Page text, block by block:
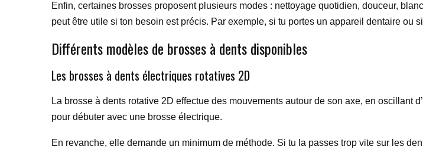
Enfin, certaines brosses proposent plusieurs modes : nettoyage quotidien, douceur,
peut être utile si ton besoin est précis. Par exemple, si tu portes un appareil dentaire ou
Différents modèles de brosses à dents disponibles
Les brosses à dents électriques rotatives 2D
La brosse à dents rotative 2D effectue des mouvements autour de son axe, en oscillant
pour débuter avec une brosse électrique.
En revanche, elle demande un minimum de méthode. Si tu la passes trop vite sur les